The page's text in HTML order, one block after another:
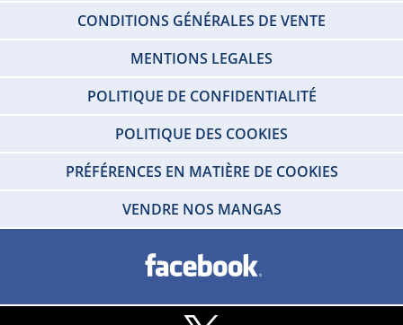
CONDITIONS GÉNÉRALES DE VENTE
MENTIONS LEGALES
POLITIQUE DE CONFIDENTIALITÉ
POLITIQUE DES COOKIES
PRÉFÉRENCES EN MATIÈRE DE COOKIES
VENDRE NOS MANGAS